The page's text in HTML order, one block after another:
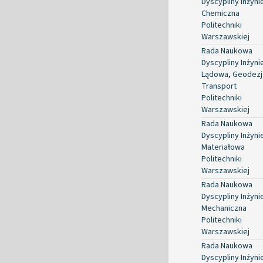
Chemiczna
Politechniki
Warszawskiej
Rada Naukowa
Dyscypliny
Lądowa,
Transport
Politechniki
Warszawskiej
Rada Naukowa
Dyscypliny
Materiałowa
Politechniki
Warszawskiej
Rada Naukowa
Dyscypliny
Mechaniczna
Politechniki
Warszawskiej
Rada Naukowa
Dyscypliny